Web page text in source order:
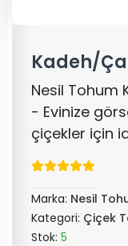
Kadeh/
Nesil Tohum
- Evinize
çiçekler için
Marka: Nesil
Kategori: Çiçek
Stok: 5